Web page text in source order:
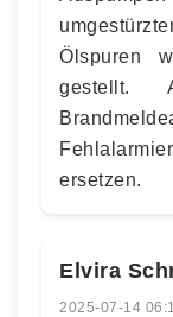
Ölspuren
gestellt.
ersetzen.
Elvira
2025-07-14